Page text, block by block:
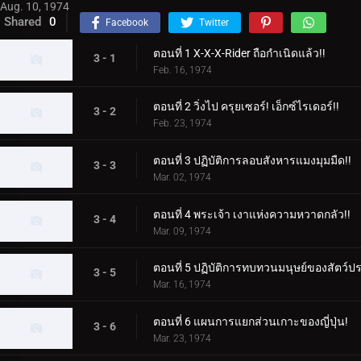
Aug. 10, 1974
Shared 0 Facebook Twitter
3 - 1 ตอนที่ 1 X-X-X-Rider ถือกำเนิดแล้ว!!
Feb. 16, 1974
3 - 2 ตอนที่ 2 วิ่งไป ครุยเซอร์! เอ็กซ์ไรเดอร์!!
Feb. 23, 1974
3 - 3 ตอนที่ 3 ปฏิบัติการลอบสังหารแมงมุมมืด!!
Mar. 02, 1974
3 - 4 ตอนที่ 4 พระเจ้า เงาแห่งความหวาดกลัว!!
Mar. 09, 1974
3 - 5 ตอนที่ 5 ปฏิบัติการทบทวนมนุษย์ของสัตว์ป
Mar. 16, 1974
3 - 6 ตอนที่ 6 แผนการแยกส่วนเกาะของญี่ปุ่น!
Mar. 23, 1974